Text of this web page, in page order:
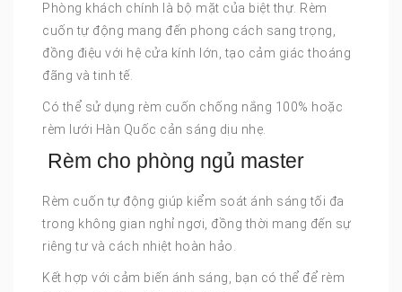
Phòng khách chính là bộ mặt của biệt thự. Rèm
cuốn tự động mang đến phong cách sang trọng,
đồng điệu với hệ cửa kính lớn, tạo cảm giác thoáng
đãng và tinh tế.
Có thể sử dụng rèm cuốn chống nắng 100% hoặc
rèm lưới Hàn Quốc cản sáng dịu nhẹ.
Rèm cho phòng ngủ master
Rèm cuốn tự động giúp kiểm soát ánh sáng tối đa
trong không gian nghỉ ngơi, đồng thời mang đến sự
riêng tư và cách nhiệt hoàn hảo.
Kết hợp với cảm biến ánh sáng, bạn có thể để rèm